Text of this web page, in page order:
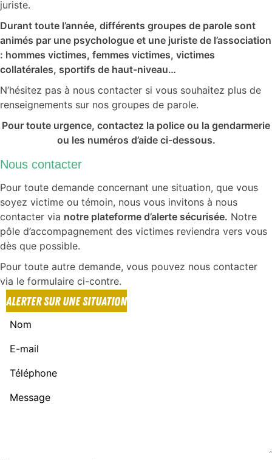
juriste.
Durant toute l’année, différents groupes de parole sont
animés par une psychologue et une juriste de l’association
: hommes victimes, femmes victimes, victimes
collatérales, sportifs de haut-niveau…
N’hésitez pas à nous contacter si vous souhaitez plus de
renseignements sur nos groupes de parole.
Pour toute urgence, contactez la police ou la gendarmerie
ou les numéros d’aide ci-dessous.
Nous contacter
Pour toute demande concernant une situation, que vous
soyez victime ou témoin, nous vous invitons à nous
contacter via notre plateforme d’alerte sécurisée. Notre
pôle d’accompagnement des victimes reviendra vers vous
dès que possible.
Pour toute autre demande, vous pouvez nous contacter
via le formulaire ci-contre.
ALERTER SUR UNE SITUATION